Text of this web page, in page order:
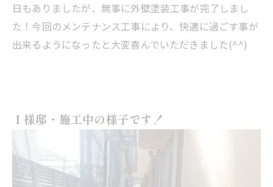
日もありましたが、無事に外壁塗装工事が完了しまし
た！今回のメンテナンス工事により、快適に過ごす事が
出来るようになったと大変喜んでいただきました(^^)
Ｉ様邸・施工中の様子です！